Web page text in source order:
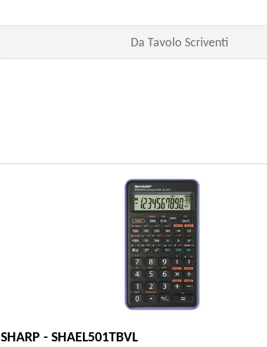
Da Tavolo Scriventi
SHARP - SHAEL501TBVL